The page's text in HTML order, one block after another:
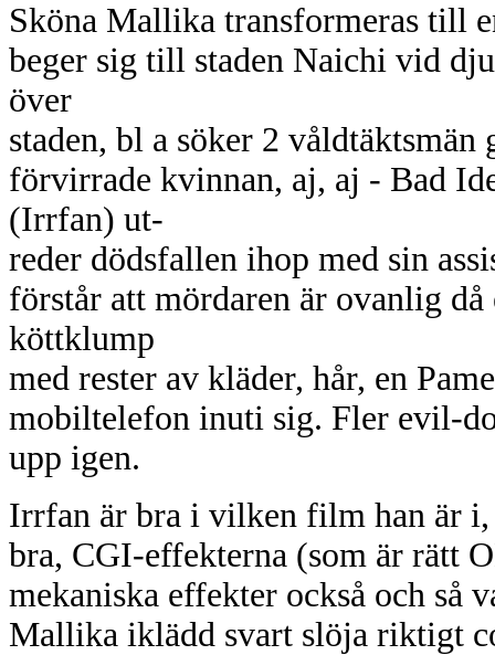
Sköna Mallika transformeras till
beger sig till staden Naichi vid
över
staden, bl a söker 2
förvirrade kvinnan, aj, aj - Bad
(Irrfan) ut-
reder dödsfallen ihop med sin
förstår att mördaren är ovanlig
köttklump
med rester av kläder, hår, en
mobiltelefon inuti sig. Fler evil-
upp igen.
Irrfan är bra i vilken film han är
bra, CGI-effekterna (som är rätt
mekaniska effekter också och så
Mallika iklädd svart slöja riktigt